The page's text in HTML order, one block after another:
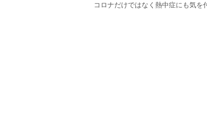
コロナだけではなく熱中症にも気を